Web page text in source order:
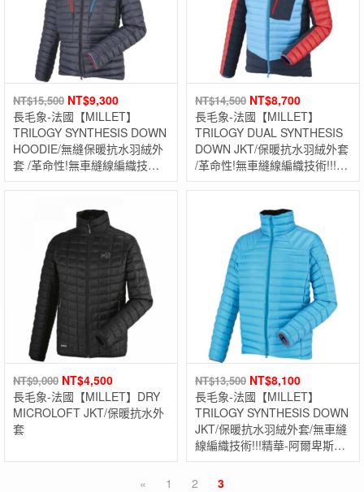
NT$15,500 NT$9,300
長毛象-法國【MILLET】
TRILOGY SYNTHESIS DOWN
HOODIE/無縫保暖抗水羽絨外
套 /革命性!無車縫線編織技術!!!
精華-阿爾卑斯山三部曲限量系
NT$14,500 NT$8,700
長毛象-法國【MILLET】
TRILOGY DUAL SYNTHESIS
DOWN JKT/保暖抗水羽絨外套
/革命性!無車縫線編織技術!!!精
華-阿爾卑斯山三部曲限量系
NT$9,000 NT$4,500
長毛象-法國【MILLET】DRY
MICROLOFT JKT/保暖抗水外
套
NT$13,500 NT$8,100
長毛象-法國【MILLET】
TRILOGY SYNTHESIS DOWN
JKT/保暖抗水羽絨外套/無車縫
線編織技術!!!精華-阿爾卑斯山
三部曲限量系列!!!
«
1 2 3